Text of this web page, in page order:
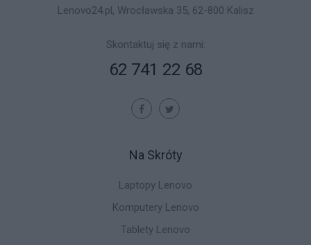
Lenovo24.pl, Wrocławska 35, 62-800 Kalisz
Skontaktuj się z nami:
62 741 22 68
Na Skróty
Laptopy Lenovo
Komputery Lenovo
Tablety Lenovo